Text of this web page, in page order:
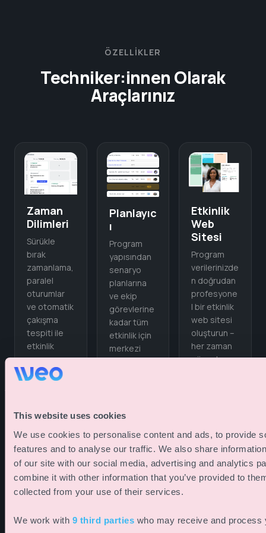
This website uses cookies
We use cookies to personalise content and ads, to provide
features and to analyse our traffic. We also share
of our site with our social media, advertising and analytics
combine it with other information that you’ve provided to
collected from your use of their services.
We work with 9 third parties who may receive and process
ÖZELLIKLER
Techniker:innen Olarak
Araçlarınız
Zaman
Dilimleri
Sürükle
bırak
zamanlama,
paralel
oturumlar
ve otomatik
çakışma
tespiti ile
etkinlik
programınız
ı planlayın.
Planlayıc
ı
Program
yapısından
senaryo
planlarına
ve ekip
görevlerine
kadar tüm
etkinlik için
merkezi
planlama
Etkinlik
Web
Sitesi
Program
verilerinizde
n doğrudan
profesyone
l bir etkinlik
web sitesi
oluşturun –
her zaman
güncel,
Tüm Özellikleri Keşfet